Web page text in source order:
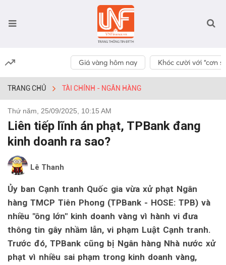
Giá vàng hôm nay Khóc cười với “cơn
TRANG CHỦ TÀI CHÍNH - NGÂN HÀNG
Thứ năm, 25/09/2025, 10:15 AM
Liên tiếp lĩnh án phạt, TPBank đang
kinh doanh ra sao?
Lê Thanh
Ủy ban Cạnh tranh Quốc gia vừa xử phạt Ngân
hàng TMCP Tiên Phong (TPBank - HOSE: TPB) và
nhiều "ông lớn" kinh doanh vàng vì hành vi đưa
thông tin gây nhầm lẫn, vi phạm Luật Cạnh tranh.
Trước đó, TPBank cũng bị Ngân hàng Nhà nước xử
phạt vì nhiều sai phạm trong kinh doanh vàng,